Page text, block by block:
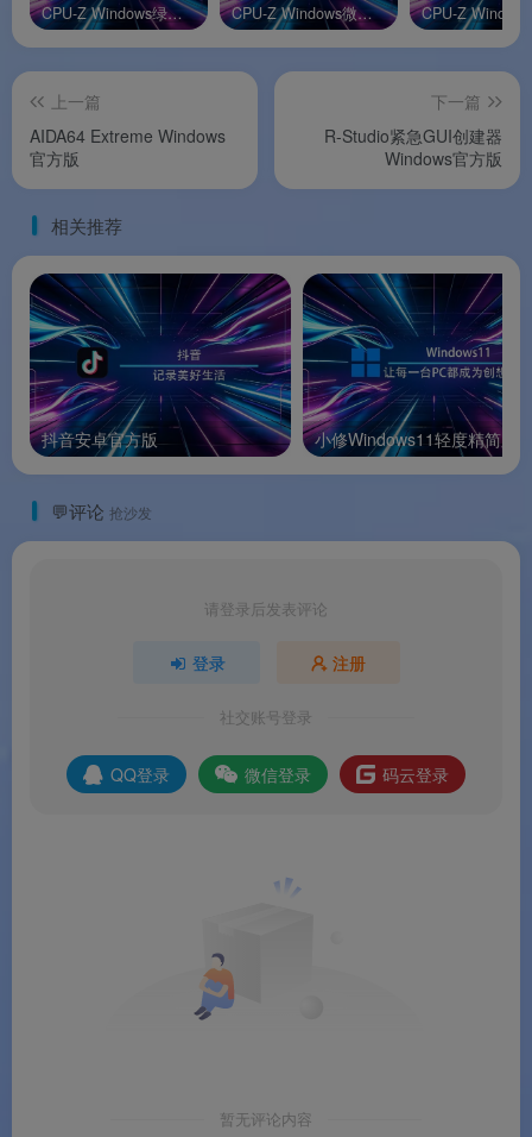
✨ 软件特色
🟢 极致轻量，5MB 级专业工具
：安装包不到 5
MB，运行几乎不占资源
：从 Windows 95 到 Windows
11，跨越二十余年操作系统
🔧信息读取精准可靠：直接调用 CPU 内部检测指
令，数据非常可靠
📦绿色便携版可选：官方提供 ZIP 便携包，解压
即用，不写注册表
🔄 持续迭代更新：2026 年 6 月已更新至 2.20.2 版
本
🚀 5MB 超轻量 + 秒级启动：体积极小，启动极
全硬件一网打尽
CPU-Z Windows绿色版 CPU-Z Windows微星游戏定制版
上一篇
AIDA64 Extreme Windows
官方版
下一篇
R-Studio紧急GUI创建器
Windows官方版
相关推荐
抖音安卓官方版 小修Windows11轻度精简版
💬评论 抢沙发
请登录后发表评论
登录 注册
社交账号登录
QQ登录 微信登录 码云登录
暂无评论内容